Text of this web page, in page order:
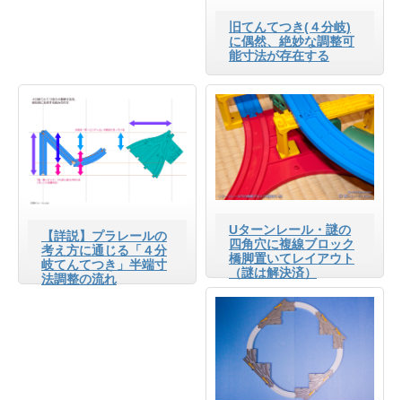
旧てんてつき(４分岐)
に偶然、絶妙な調整可
能寸法が存在する
【詳説】プラレールの
考え方に通じる「４分
岐てんてつき」半端寸
法調整の流れ
Uターンレール・謎の
四角穴に複線ブロック
橋脚置いてレイアウト
（謎は解決済）